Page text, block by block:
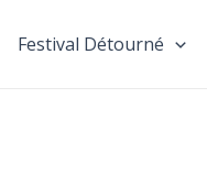
Festival Détourné